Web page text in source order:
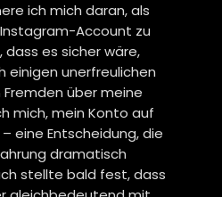
ich mich daran, als
Account zu
es sicher wäre,
einigen unerfreulichen
über meine
mich, mein Konto auf
eine Entscheidung, die
dramatisch
stellte bald fest, dass